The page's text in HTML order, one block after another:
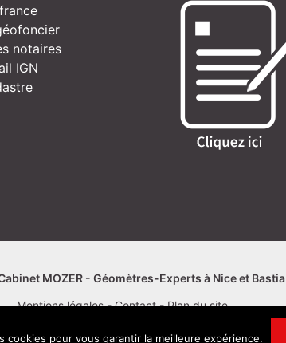
notaires
IGN
MOZER - Géomètres-Experts à Nice et Bastia
Mentions légales-Contact-Plan du site
Créé avec rigueur par
studio krack
cookies pour vous garantir la meilleure expérience.